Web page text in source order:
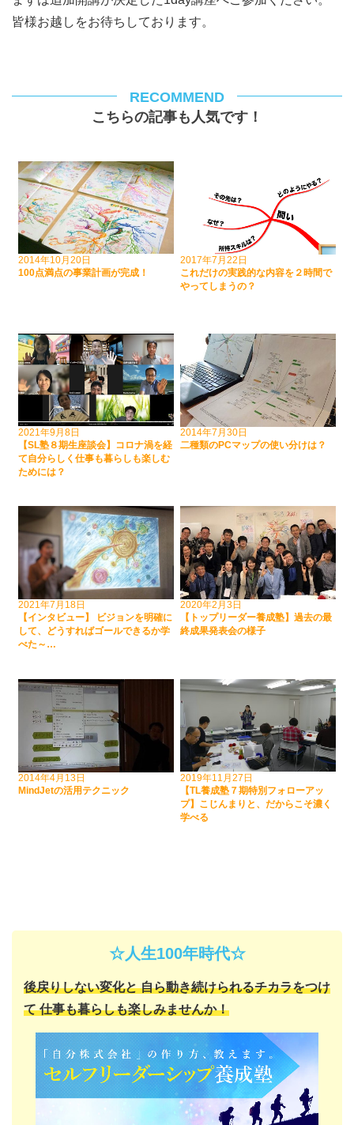
皆様お越しをお待ちしております。
RECOMMEND
こちらの記事も人気です！
2014年10月20日
100点満点の事業計画が完成！
2017年7月22日
これだけの実践的な内容を２時間で
やってしまうの？
2021年9月8日
【SL塾８期生座談会】コロナ渦を経
て自分らしく仕事も暮らしも楽しむ
ためには？
2014年7月30日
二種類のPCマップの使い分けは？
2021年7月18日
【インタビュー】 ビジョンを明確に
して、どうすればゴールできるか学
べた～…
2020年2月3日
【トップリーダー養成塾】過去の最
終成果発表会の様子
2014年4月13日
MindJetの活用テクニック
2019年11月27日
【TL養成塾７期特別フォローアッ
プ】こじんまりと、だからこそ濃く
学べる
☆人生100年時代☆
後戻りしない変化と自ら動き続けられるチカラをつけ
て仕事も暮らしも楽しみませんか！